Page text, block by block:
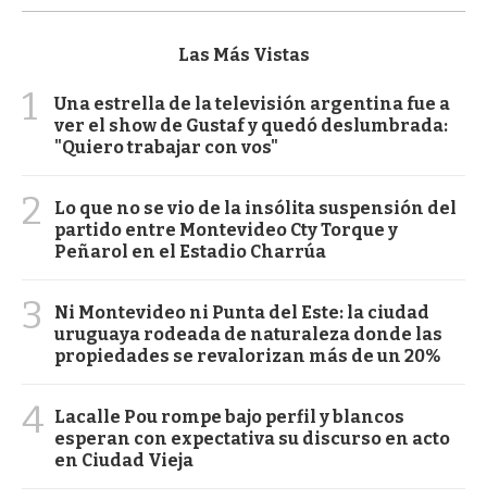
Las Más Vistas
1
Una estrella de la televisión argentina fue a
ver el show de Gustaf y quedó deslumbrada:
"Quiero trabajar con vos"
2
Lo que no se vio de la insólita suspensión del
partido entre Montevideo Cty Torque y
Peñarol en el Estadio Charrúa
3
Ni Montevideo ni Punta del Este: la ciudad
uruguaya rodeada de naturaleza donde las
propiedades se revalorizan más de un 20%
4 Lacalle Pou rompe bajo perfil y blancos
esperan con expectativa su discurso en acto
en Ciudad Vieja